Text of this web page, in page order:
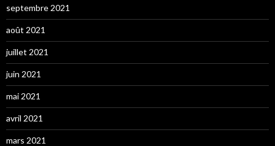
septembre 2021
août 2021
juillet 2021
juin 2021
mai 2021
avril 2021
mars 2021